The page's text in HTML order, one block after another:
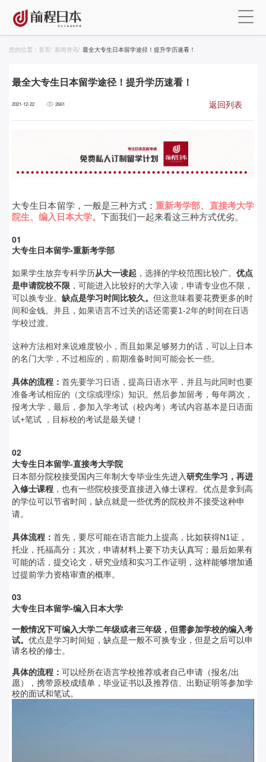
您的位置： 首页/ 新闻资讯/ 最全大专生日本留学途径！提升学历速看！
最全大专生日本留学途径！提升学历速看！
2021-12-22 2661 返回列表
大专生日本留学，一般是三种方式： 重新考学部、直接考大学
院生、编入日本大学。 下面我们一起来看这三种方式优劣。
01
大专生日本留学-重新考学部
如果学生放弃专科学历从大一读起 ，选择的学校范围比较广。 优点
是申请院校不限 ，可能进入比较好的大学入读，申请专业也不限，
可以换专业。 缺点是学习时间比较久。 但这意味着要花费更多的时
间和金钱。并且，如果语言不过关的话还需要1-2年的时间在日语
学校过渡。
这种方法相对来说难度较小，而且如果足够努力的话，可以上日本
的名门大学，不过相应的，前期准备时间可能会长一些。
具体的流程： 首先要学习日语，提高日语水平，并且与此同时也要
准备考试相应的（文综或理综）知识。然后参加留考，每年两次，
报考大学，最后，参加入学考试（校内考）考试内容基本是日语面
试+笔试 ，目标校的考试是最关键！
02
大专生日本留学-直接考大学院
日本部分院校接受国内三年制大专毕业生先进入研究生学习，再进
入修士课程 ，也有一些院校接受直接进入修士课程。优点是拿到高
的学位可以节省时间，缺点就是一些优秀的院校并不接受这种申
请。
具体流程： 首先，要尽可能在语言能力上提高，比如获得N1证，
托业，托福高分；其次，申请材料上要下功夫认真写；最后如果有
可能的话，提交论文，研究业绩和实习工作证明，这样能够增加通
过提前学力资格审查的概率。
03
大专生日本留学-编入日本大学
一般情况下可编入大学二年级或者三年级，但需参加学校的编入考
试。 优点是学习时间短，缺点是一般不可换专业，但是之后可以申
请名校的修士。
具体的流程： 可以经所在语言学校推荐或者自己申请（报名/出
愿），携带原校成绩单，毕业证书以及推荐信、出勤证明等参加学
校的面试和笔试。